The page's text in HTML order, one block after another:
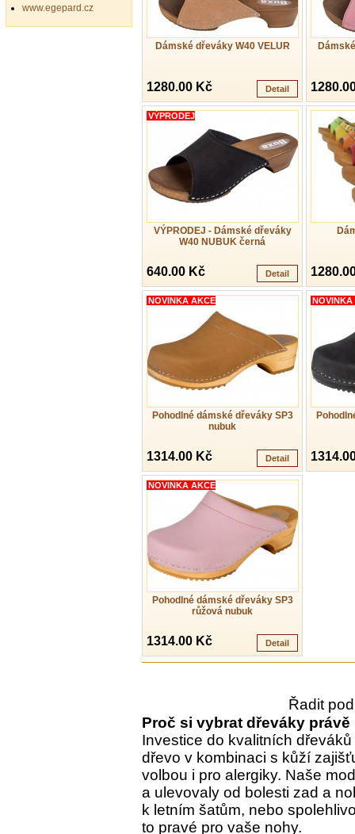
Dámské dřeváky W40 VELUR
1280.00 Kč Detail
VÝPRODEJ - Dámské dřeváky
W40 NUBUK černá
VÝPRODEJ
640.00 Kč Detail
Pohodlné dámské dřeváky SP3
nubuk
NOVINKA AKCE
1314.00 Kč Detail
NOVINKA
Pohodlné dámské dřeváky SP3
růžová nubuk
NOVINKA AKCE
1314.00 Kč Detail
Řadit
Proč si vybrat dřeváky právě
Investice do kvalitních
dřevo v kombinaci s kůží
volbou i pro alergiky. Naše
a ulevovaly od bolesti zad a
k letním šatům, nebo
to pravé pro vaše nohy.
www.egepard.cz